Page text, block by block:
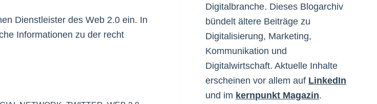
Dienstleister des Web 2.0 ein. In
Informationen zu der recht
Digitalbranche. Dieses Blogarchiv
bündelt ältere Beiträge zu
Digitalisierung, Marketing,
Kommunikation und
Digitalwirtschaft. Aktuelle Inhalte
erscheinen vor allem auf LinkedIn
und im kernpunkt Magazin.